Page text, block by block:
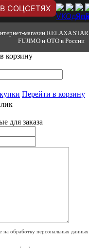
СОЦСЕТЯХ
магазин RELAXA
FUJIMO и OTO в России
корзину
Перейти в корзину
для заказа
на обработку персональных данных